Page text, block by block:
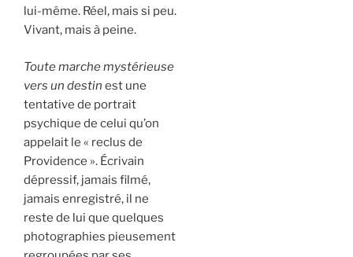
lui-même. Réel, mais si peu.
Vivant, mais à peine.
Toute marche mystérieuse
vers un destin est une
tentative de portrait
psychique de celui qu’on
appelait le « reclus de
Providence ». Écrivain
dépressif, jamais filmé,
jamais enregistré, il ne
reste de lui que quelques
photographies pieusement